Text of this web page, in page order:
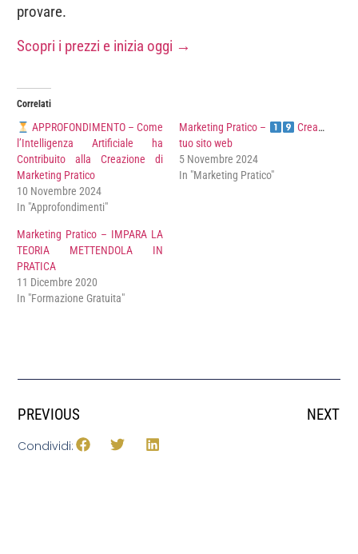
provare.
Scopri i prezzi e inizia oggi →
Correlati
APPROFONDIMENTO – Come
l’Intelligenza Artificiale ha
Contribuito alla Creazione di
Marketing Pratico
10 Novembre 2024
In "Approfondimenti"
Marketing Pratico –
Crea il
tuo sito web
5 Novembre 2024
In "Marketing Pratico"
Marketing Pratico – IMPARA LA
TEORIA METTENDOLA IN
PRATICA
11 Dicembre 2020
In "Formazione Gratuita"
PREVIOUS NEXT
Condividi: